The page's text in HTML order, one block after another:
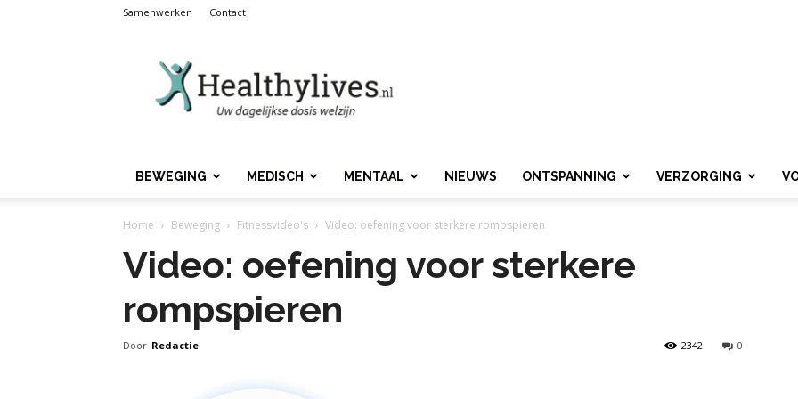
Samenwerken Contact
BEWEGING MEDISCH MENTAAL NIEUWS ONTSPANNING VERZORGING
Home Beweging Fitnessvideo's Video: oefening voor sterkere rompspieren
Video: oefening voor sterkere
rompspieren
Door Redactie 0
2342